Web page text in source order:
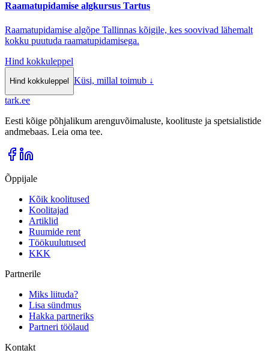
Raamatupidamise algkursus Tartus
Raamatupidamise algõpe Tallinnas kõigile, kes soovivad lähemalt
kokku puutuda raamatupidamisega.
Hind kokkuleppel
Hind kokkuleppel Küsi, millal toimub ↓
tark.ee
Eesti kõige põhjalikum arenguvõimaluste, koolituste ja spetsialistide
andmebaas. Leia oma tee.
Õppijale
Kõik koolitused
Koolitajad
Artiklid
Ruumide rent
Töökuulutused
KKK
Partnerile
Miks liituda?
Lisa sündmus
Hakka partneriks
Partneri töölaud
Kontakt